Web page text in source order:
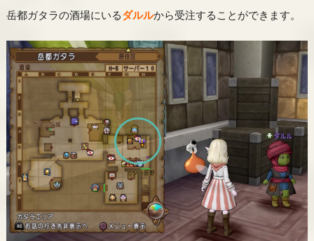
岳都ガタラの酒場にいるダルルから受注することができます。